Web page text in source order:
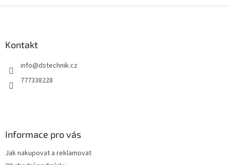
Kontakt
info@dstechnik.cz
777338228
Informace pro vás
Jak nakupovat a reklamovat